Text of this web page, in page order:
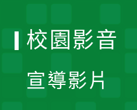
校園影音
宣導影片